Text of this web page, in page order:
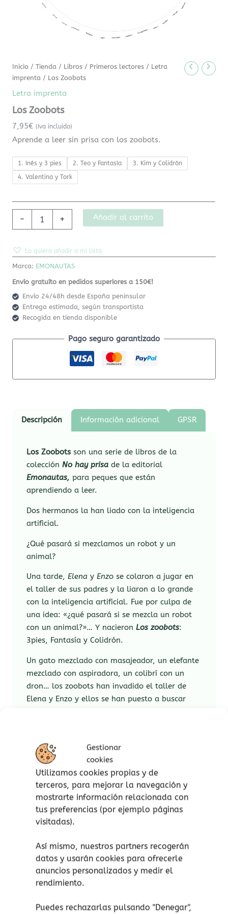
Gestionar
cookies
Utilizamos cookies propias y de
terceros, para mejorar la navegación y
mostrarte información relacionada con
tus preferencias (por ejemplo páginas
visitadas).
Así mismo, nuestros partners recogerán
datos y usarán cookies para ofrecerle
anuncios personalizados y medir el
rendimiento.
Puedes rechazarlas pulsando "Denegar",
Inicio /Tienda / Libros / Primeros lectores / Letra
imprenta / Los Zoobots
Letra imprenta
Los Zoobots
7,95€ (Iva incluido)
Aprende a leer sin prisa con los zoobots.
1. Inés y 3 pies 2. Teo y Fantasía
3. Kim y Colidrón
4. Valentina y Tork
- + Añadir al carrito
Lo quiero añadir a mi lista
Marca: EMONAUTAS
Envío gratuíto en pedidos superiores a 150€!
Envío 24/48h desde España peninsular
Entrega estimada, según transportista
Recogida en tienda disponible
Pago seguro garantizado
Descripción Información adicional GPSR
Los Zoobots son una serie de libros de la
colecciónNo hay prisa de la editorial
Emonautas,para peques que están
aprendiendo a leer.
Dos hermanos la han liado con la inteligencia
artificial.
¿Qué pasará si mezclamos un robot y un
animal?
Una tarde,Elena yEnzo se colaron a jugar en
el taller de sus padres y la liaron a lo grande
con la inteligencia artificial. Fue por culpa de
una idea: «¿qué pasará si se mezcla un robot
con un animal?»… Y nacieronLos zoobots:
3pies, Fantasía y Colidrón.
Un gato mezclado con masajeador, un elefante
mezclado con aspiradora, un colibrí con un
dron… los zoobots han invadido el taller de
Elena y Enzo y ellos se han puesto a buscar
prisa. En minúsculas, con letra grande y bien
espaciada, tipografía de lectura fácil y texto
rimado. En cada cuento te esperan nuevos
personajes.
Abordan temas relevantes y cercanos a los
peques, como la amistad, el respeto por el
medio ambiente y la resolución de problemas.
Ejemplos de ZooBots:
Inés y 3Pies, un problema al revés:
una historia sobre la amistad y la
Kim y Colidrón, aventuras sin control: